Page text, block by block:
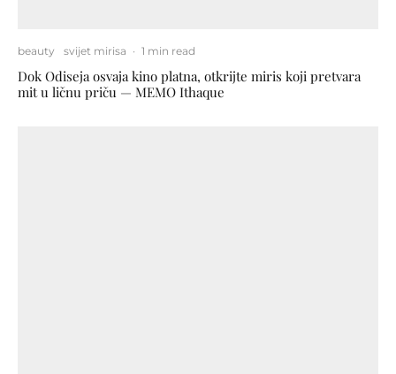
beauty svijet mirisa · 1 min read
Dok Odiseja osvaja kino platna, otkrijte miris koji pretvara
mit u ličnu priču — MEMO Ithaque